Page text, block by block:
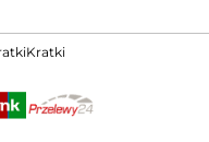
Kratki